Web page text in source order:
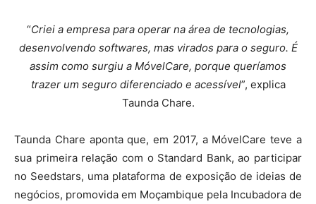
“Criei a empresa para operar na área de tecnologias,
desenvolvendo softwares, mas virados para o seguro. É
assim como surgiu a MóvelCare, porque queríamos
trazer um seguro diferenciado e acessível”, explica
Taunda Chare.
Taunda Chare aponta que, em 2017, a MóvelCare teve a
sua primeira relação com o Standard Bank, ao participar
no Seedstars, uma plataforma de exposição de ideias de
negócios, promovida em Moçambique pela Incubadora de